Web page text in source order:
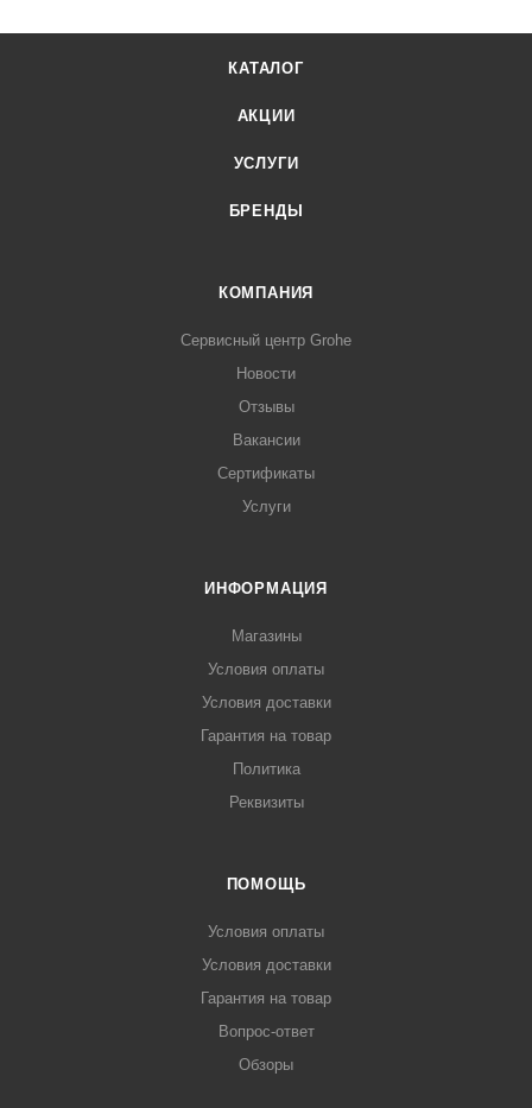
КАТАЛОГ
АКЦИИ
УСЛУГИ
БРЕНДЫ
КОМПАНИЯ
Сервисный центр Grohe
Новости
Отзывы
Вакансии
Сертификаты
Услуги
ИНФОРМАЦИЯ
Магазины
Условия оплаты
Условия доставки
Гарантия на товар
Политика
Реквизиты
ПОМОЩЬ
Условия оплаты
Условия доставки
Гарантия на товар
Вопрос-ответ
Обзоры